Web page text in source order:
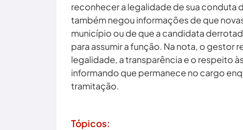
reconhecer a legalidade de sua conduta
também negou informações de que
município ou de que a candidata
para assumir a função. Na nota, o gestor
legalidade, a transparência e o respeito
informando que permanece no cargo
tramitação.
Tópicos: